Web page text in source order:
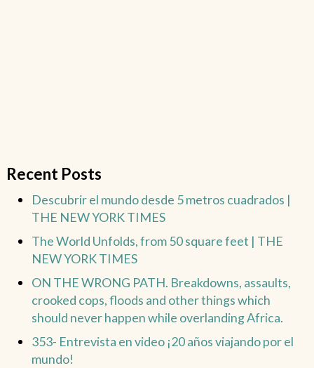
Recent Posts
Descubrir el mundo desde 5 metros cuadrados |
THE NEW YORK TIMES
The World Unfolds, from 50 square feet | THE
NEW YORK TIMES
ON THE WRONG PATH. Breakdowns, assaults,
crooked cops, floods and other things which
should never happen while overlanding Africa.
353- Entrevista en video ¡20 años viajando por el
mundo!